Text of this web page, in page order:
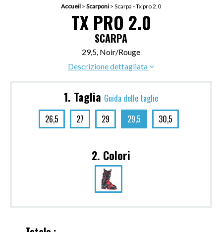
Accueil > Scarponi > Scarpa - Tx pro 2.0
TX PRO 2.0
SCARPA
29,5, Noir/Rouge
Descrizione dettagliata
1. Taglia Guida delle taglie
26,5
27 29 29,5 30,5
2. Colori